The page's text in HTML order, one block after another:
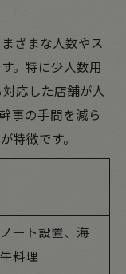
ざまな人数やス
。特に少人数用
応した店舗が人
事の手間を減ら
特徴です。
ート設置、海
料理